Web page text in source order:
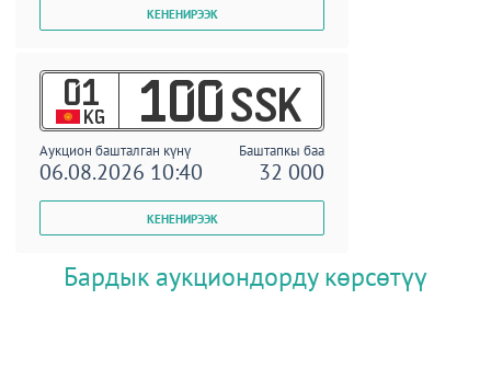
01
KG 100 SSK
Аукцион башталган күнү Баштапкы баа
06.08.2026 10:40 32 000
Бардык аукциондорду көрсөтүү